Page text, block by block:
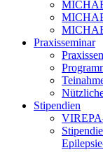
Praxisseminar
Stipendien